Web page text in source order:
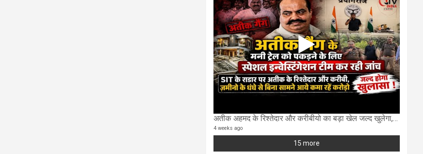
अतीक अहमद के रिश्तेदार और करीबीयो का बड़ा खेल जल्द खुलेगा,छुप कर करोड़ो कमाने वाले SIT के राडार पर
4 weeks ago
15 more